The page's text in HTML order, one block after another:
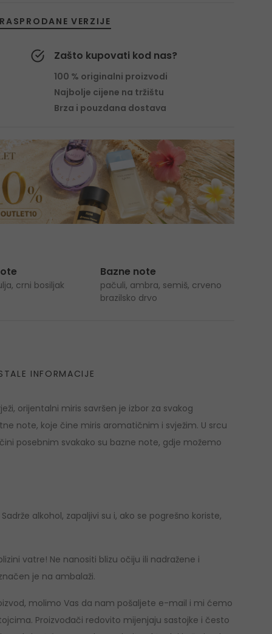
VERZIJE
Zašto kupovati kod nas?
100 % originalni proizvodi
Najbolje cijene na tržištu
Brza i pouzdana dostava
crni bosiljak
Bazne note
pačuli, ambra, semiš, crveno
brazilsko drvo
orijentalni miris savršen je izbor za svakog
note, koje čine miris aromatičnim i svježim. U srcu
posebnim svakako su bazne note, gdje možemo
alkohol, zapaljivi su i, ako se pogrešno koriste,
vatre! Ne nanositi blizu očiju ili nadražene i
je na ambalaži.
molimo Vas da nam pošaljete e-mail i mi ćemo
Proizvođači redovito mijenjaju sastojke i često
INFORMACIJE